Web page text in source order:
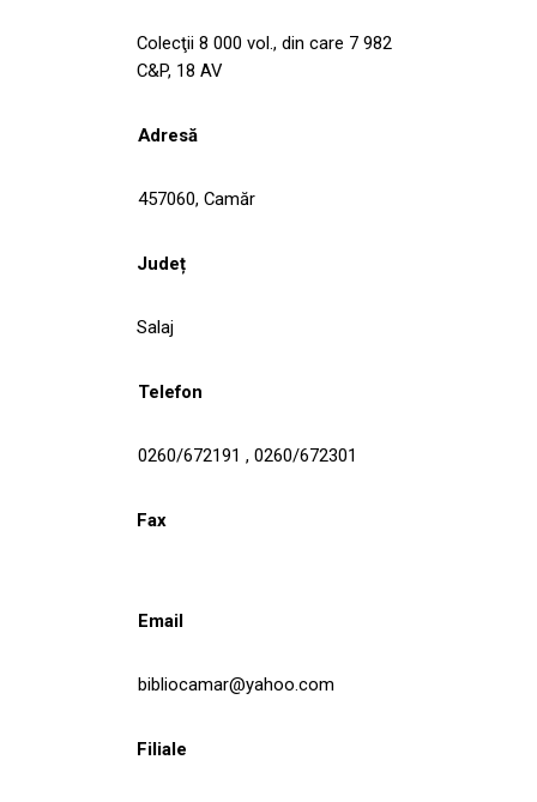
Colecţii 8 000 vol., din care 7 982
C&P, 18 AV
Adresă
457060, Camăr
Județ
Salaj
Telefon
0260/672191 , 0260/672301
Fax
Email
bibliocamar@yahoo.com
Filiale